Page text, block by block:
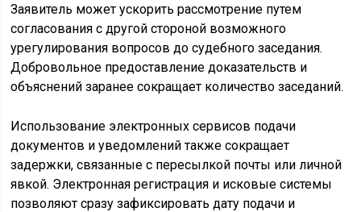
Заявитель может ускорить рассмотрение путем
согласования с другой стороной возможного
урегулирования вопросов до судебного заседания.
Добровольное предоставление доказательств и
объяснений заранее сокращает количество заседаний.
Использование электронных сервисов подачи
документов и уведомлений также сокращает
задержки, связанные с пересылкой почты или личной
явкой. Электронная регистрация и исковые системы
позволяют сразу зафиксировать дату подачи и